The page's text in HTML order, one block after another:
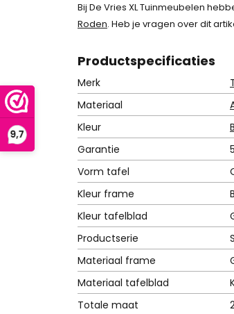
Bij De Vries XL Tuinmeubelen
Roden. Heb je vragen over dit
Productspecificaties
Merk
Materiaal
Kleur
Garantie
Vorm tafel
Kleur frame
Kleur tafelblad
Productserie
Materiaal frame
Materiaal tafelblad
Totale maat